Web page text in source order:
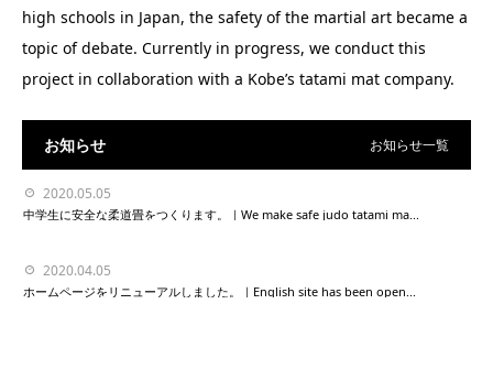
high schools in Japan, the safety of the martial art became a
topic of debate. Currently in progress, we conduct this
project in collaboration with a Kobe’s tatami mat company.
お知らせ お知らせ一覧
2020.05.05
中学生に安全な柔道畳をつくります。｜We make safe judo tatami ma...
2020.04.05
ホームページをリニューアルしました。｜English site has been open...